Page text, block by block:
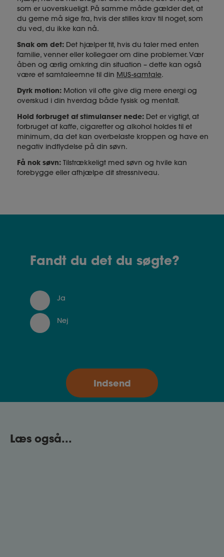
som er uoverskueligt. På samme måde gælder det, at
du gerne må sige fra, hvis der stilles krav til noget, som
du ved, du ikke kan nå.
Snak om det: Det hjælper tit, hvis du taler med enten
familie, venner eller kollegaer om dine problemer. Vær
åben og ærlig omkring din situation – dette kan også
være et samtaleemne til din MUS-samtale.
Dyrk motion: Motion vil ofte give dig mere energi og
overskud i din hverdag både fysisk og mentalt.
Hold forbruget af stimulanser nede: Det er vigtigt, at
forbruget af kaffe, cigaretter og alkohol holdes til et
minimum, da det kan overbelaste kroppen og have en
negativ indflydelse på din søvn.
Få nok søvn: Tilstrækkeligt med søvn og hvile kan
forebygge eller afhjælpe dit stressniveau.
Fandt du det du søgte?
Ja
Nej
Læs også...